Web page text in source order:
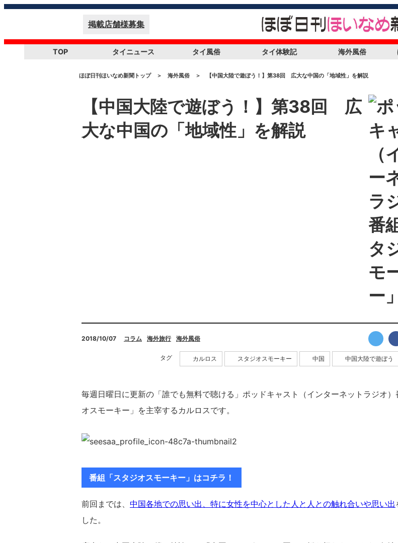
掲載店舗様募集
TOP タイニュース タイ風俗 タイ体験記 海外風俗
ほぼ日刊ほいなめ新聞トップ ＞ 海外風俗 ＞ 【中国大陸で遊ぼう！】第38回 広大な中国の「地域性」を解説
【中国大陸で遊ぼう！】第38回 広
大な中国の「地域性」を解説
2018/10/07 コラム 海外旅行 海外風俗
タグ カルロス スタジオスモーキー 中国 中国大陸で遊ぼう
毎週日曜日に更新の「誰でも無料で聴ける」ポッドキャスト（インターネットラジオ）
オスモーキー」を主宰するカルロスです。
番組「スタジオスモーキー」はコチラ！
前回までは、 中国各地での思い出、特に女性を中心とした人と人との触れ合いや思い出
した。